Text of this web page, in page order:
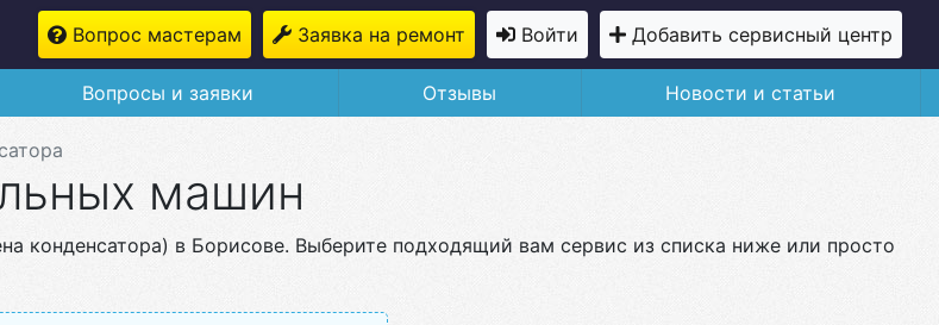
Вопрос мастерам Заявка на ремонт Войти Добавить сервисный центр
Вопросы и заявки Отзывы Новости и статьи
машин
конденсатора) в Борисове. Выберите подходящий вам сервис из списка ниже или просто